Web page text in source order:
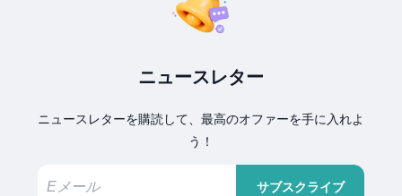
ニュースレター
ニュースレターを購読して、最高のオファーを手に入れよ
う！
サブスクライブ